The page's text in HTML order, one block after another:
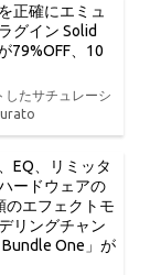
正確にエミュ
グイン Solid
79%OFF、10
したサチュレーシ
EQ、リミッタ
ードウェアの
のエフェクトモ
リングチャン
One」が